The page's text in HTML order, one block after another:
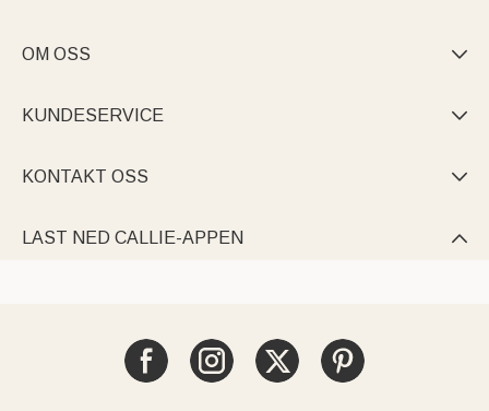
OM OSS 
KUNDESERVICE 
KONTAKT OSS 
LAST NED CALLIE-APPEN 